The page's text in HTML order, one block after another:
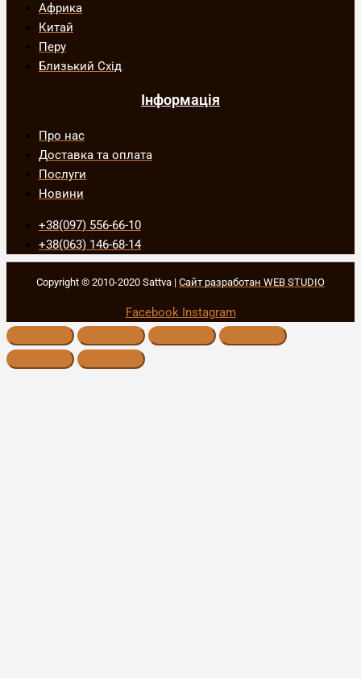
Африка
Китай
Перу
Близький Схід
Інформація
Про нас
Доставка та оплата
Послуги
Новини
+38(097) 556-66-10
+38(063) 146-68-14
Copyright © 2010-2020 Sattva | Сайт разработан WEB STUDIO
Facebook Instagram